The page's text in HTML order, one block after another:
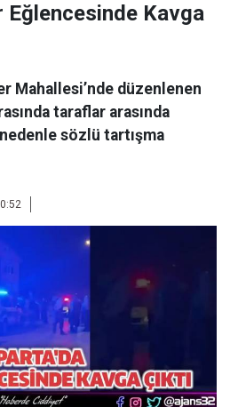
Kavga
Mahallesi’nde düzenlenen
taraflar arasında
sözlü tartışma